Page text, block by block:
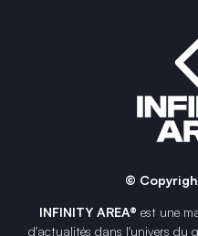
©
INFINITY AREA® est une
d'actualités dans l'univers du